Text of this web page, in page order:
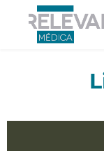
contenido